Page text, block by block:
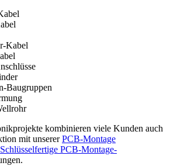
Kabel
Baugruppen
kombinieren viele Kunden auch
mit unsererPCB-Montage
Schlüsselfertige PCB-Montage-